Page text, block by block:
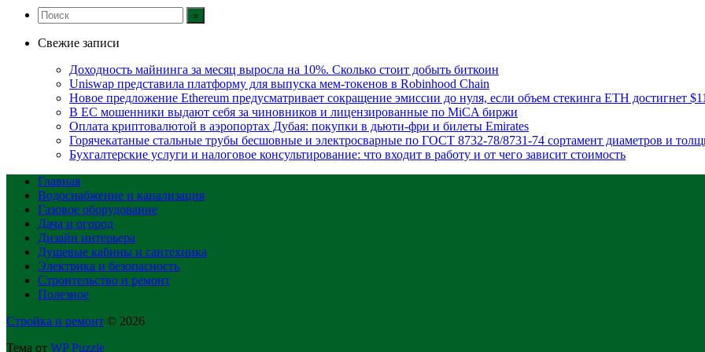
Свежие записи
Доходность майнинга за месяц выросла на 10%. Сколько стоит добыть биткоин
Uniswap представила платформу для выпуска мем-токенов в Robinhood Chain
Новое предложение Ethereum предусматривает сокращение эмиссии до нуля, если объем стекинга ETH достигнет
В ЕС мошенники выдают себя за чиновников и лицензированные по MiCA биржи
Оплата криптовалютой в аэропортах Дубая: покупки в дьюти-фри и билеты Emirates
Горячекатаные стальные трубы бесшовные и электросварные по ГОСТ 8732-78/8731-74 сортамент диаметров и
Бухгалтерские услуги и налоговое консультирование: что входит в работу и от чего зависит стоимость
Главная
Водоснабжение и канализация
Газовое оборудование
Дача и огород
Дизайн интерьера
Душевые кабины и сантехника
Электрика и безопасность
Строительство и ремонт
Полезное
Стройка и ремонт © 2026
Тема от WP Puzzle